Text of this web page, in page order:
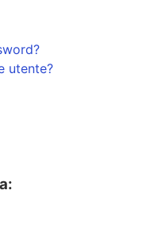
utente?